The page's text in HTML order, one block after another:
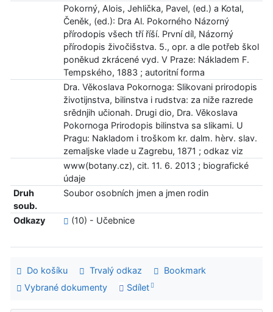
Pokorný, Alois, Jehlička, Pavel, (ed.) a Kotal,
Čeněk, (ed.): Dra Al. Pokorného Názorný
přírodopis všech tří říší. První díl, Názorný
přírodopis živočišstva. 5., opr. a dle potřeb škol
poněkud zkrácené vyd. V Praze: Nákladem F.
Tempského, 1883 ; autoritní forma
Dra. Věkoslava Pokornoga: Slikovani prirodopis
životijnstva, bilinstva i rudstva: za niže razrede
srědnjih učionah. Drugi dio, Dra. Věkoslava
Pokornoga Prirodopis bilinstva sa slikami. U
Pragu: Nakladom i troškom kr. dalm. hèrv. slav.
zemaljske vlade u Zagrebu, 1871 ; odkaz viz
www(botany.cz), cit. 11. 6. 2013 ; biografické
údaje
Druh
soub.
Soubor osobních jmen a jmen rodin
Odkazy (10) - Učebnice
Do košíku Trvalý odkaz
Bookmark
Vybrané dokumenty
Sdílet